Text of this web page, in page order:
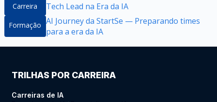
Carreira Tech Lead na Era da IA
Formação AI Journey da StartSe — Preparando times
para a era da IA
TRILHAS POR CARREIRA
Carreiras de IA